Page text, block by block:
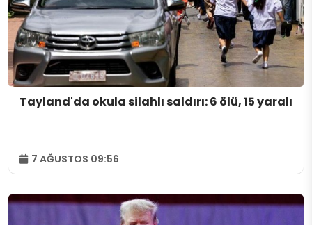
Tayland'da okula silahlı saldırı: 6 ölü, 15 yaralı
7 AĞUSTOS 09:56